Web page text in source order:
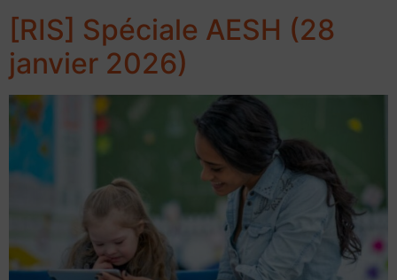
[RIS] Spéciale AESH (28
janvier 2026)